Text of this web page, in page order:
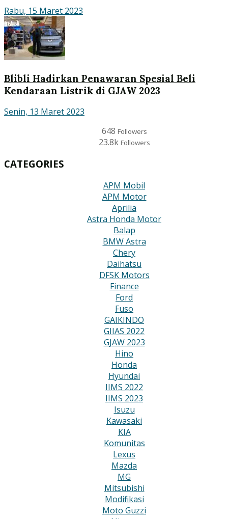
Rabu, 15 Maret 2023
Blibli Hadirkan Penawaran Spesial Beli
Kendaraan Listrik di GJAW 2023
Senin, 13 Maret 2023
648 Followers
23.8k Followers
CATEGORIES
APM Mobil
APM Motor
Aprilia
Astra Honda Motor
Balap
BMW Astra
Chery
Daihatsu
DFSK Motors
Finance
Ford
Fuso
GAIKINDO
GIIAS 2022
GJAW 2023
Hino
Honda
Hyundai
IIMS 2022
IIMS 2023
Isuzu
Kawasaki
KIA
Komunitas
Lexus
Mazda
MG
Mitsubishi
Modifikasi
Moto Guzzi